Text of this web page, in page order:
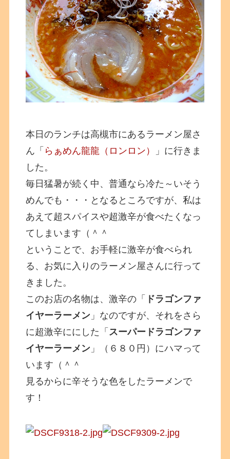
本日のランチは高槻市にあるラーメン屋さ
ん「 らぁめん龍龍（ロンロン）
」に行きま
した。
毎日猛暑が続く中、普通なら冷た～いそう
めんでも・・・となるところですが、私は
あえて超スパイスや超激辛が食べたくなっ
てしまいます（＾＾
ということで、お手軽に激辛が食べられ
る、お気に入りのラーメン屋さんに行って
きました。
このお店の名物は、激辛の「
ドラゴンファ
イヤーラーメン 」なのですが、それをさら
に超激辛ににした「 スーパードラゴンファ
イヤーラーメン 」（６８０円）にハマって
います（＾＾
見るからに辛そうな色をしたラーメンで
す！